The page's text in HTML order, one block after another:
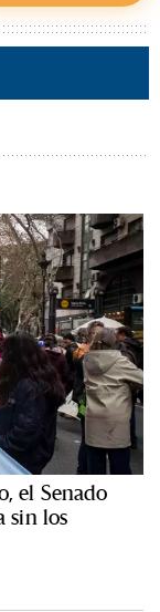
el Senado
sin los